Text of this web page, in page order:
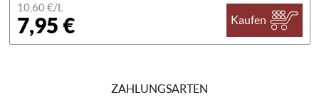
10,60 €/L
7,95 € Kaufen
ZAHLUNGSARTEN